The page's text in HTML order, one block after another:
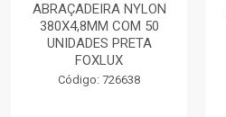
ABRAÇADEIRA NYLON
380X4,8MM COM 50
UNIDADES PRETA
FOXLUX
Código: 726638